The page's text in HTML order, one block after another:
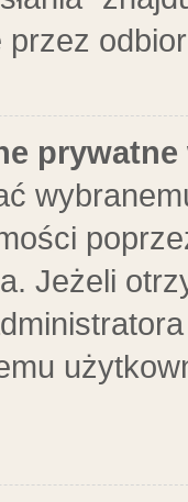
Jeżeli